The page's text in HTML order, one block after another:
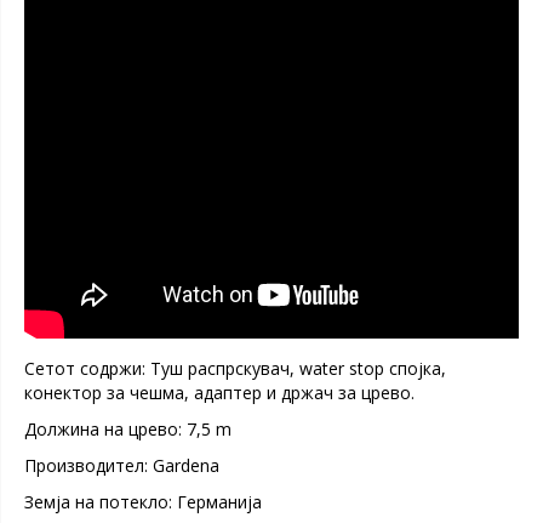
Сетот содржи: Туш распрскувач, water stop спојка,
конектор за чешма, адаптер и држач за црево.
Должина на црево: 7,5 m
Производител: Gardena
Земја на потекло: Германија